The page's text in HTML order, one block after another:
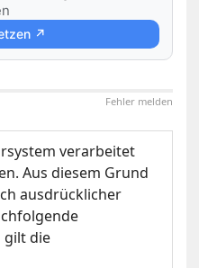
↗
Fehler melden
verarbeitet
Aus diesem Grund
ausdrücklicher
gilt die